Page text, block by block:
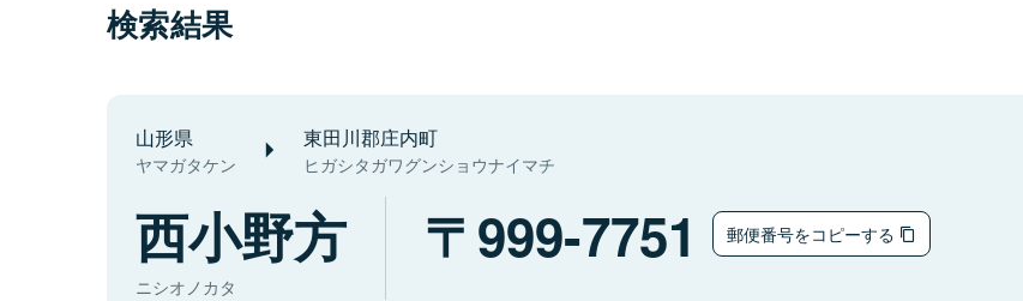
検索結果
山形県
ヤマガタケン
東田川郡庄内町
ヒガシタガワグンショウナイマチ
西小野方
ニシオノカタ
999-7751 郵便番号をコピーする